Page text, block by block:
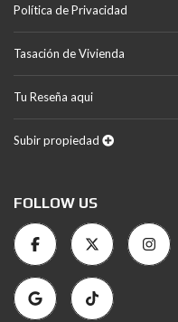
Política de Privacidad
Tasación de Vivienda
Tu Reseña aqui
Subir propiedad
FOLLOW US